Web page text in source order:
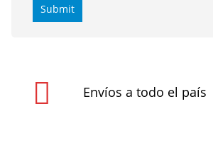
Envíos a todo el país